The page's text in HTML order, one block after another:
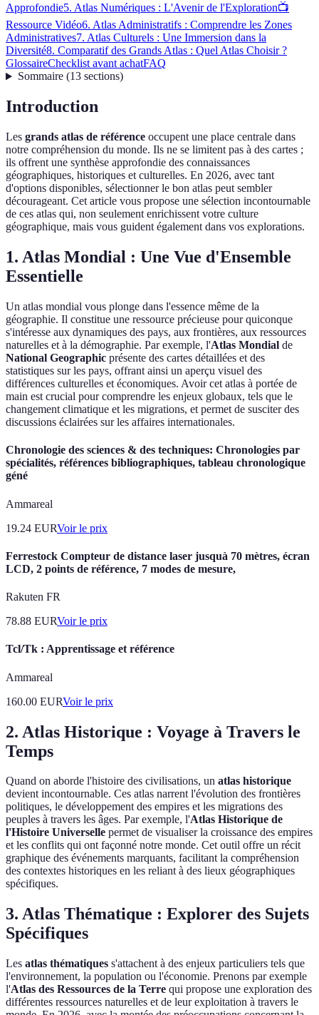
Approfondie5. Atlas Numériques : L'Avenir de l'Exploration📺
Ressource Vidéo6. Atlas Administratifs : Comprendre les Zones
Administratives7. Atlas Culturels : Une Immersion dans la
Diversité8. Comparatif des Grands Atlas : Quel Atlas Choisir ?
GlossaireChecklist avant achatFAQ
Sommaire(13 sections)
Introduction
Les grands atlas de référence occupent une place centrale dans
notre compréhension du monde. Ils ne se limitent pas à des cartes ;
ils offrent une synthèse approfondie des connaissances
géographiques, historiques et culturelles. En 2026, avec tant
d'options disponibles, sélectionner le bon atlas peut sembler
décourageant. Cet article vous propose une sélection incontournable
de ces atlas qui, non seulement enrichissent votre culture
géographique, mais vous guident également dans vos explorations.
1. Atlas Mondial : Une Vue d'Ensemble
Essentielle
Un atlas mondial vous plonge dans l'essence même de la
géographie. Il constitue une ressource précieuse pour quiconque
s'intéresse aux dynamiques des pays, aux frontières, aux ressources
naturelles et à la démographie. Par exemple, l'Atlas Mondial de
National Geographic présente des cartes détaillées et des
statistiques sur les pays, offrant ainsi un aperçu visuel des
différences culturelles et économiques. Avoir cet atlas à portée de
main est crucial pour comprendre les enjeux globaux, tels que le
changement climatique et les migrations, et permet de susciter des
discussions éclairées sur les affaires internationales.
Chronologie des sciences & des techniques: Chronologies par
spécialités, références bibliographiques, tableau chronologique
géné
Ammareal
19.24 EURVoir le prix
Ferrestock Compteur de distance laser jusquà 70 mètres, écran
LCD, 2 points de référence, 7 modes de mesure,
Rakuten FR
78.88 EURVoir le prix
Tcl/Tk : Apprentissage et référence
Ammareal
160.00 EURVoir le prix
2. Atlas Historique : Voyage à Travers le
Temps
Quand on aborde l'histoire des civilisations, un atlas historique
devient incontournable. Ces atlas narrent l'évolution des frontières
politiques, le développement des empires et les migrations des
peuples à travers les âges. Par exemple, l'Atlas Historique de
l'Histoire Universelle permet de visualiser la croissance des empires
et les conflits qui ont façonné notre monde. Cet outil offre un récit
graphique des événements marquants, facilitant la compréhension
des contextes historiques en les reliant à des lieux géographiques
spécifiques.
3. Atlas Thématique : Explorer des Sujets
Spécifiques
Les atlas thématiques s'attachent à des enjeux particuliers tels que
l'environnement, la population ou l'économie. Prenons par exemple
l'Atlas des Ressources de la Terre qui propose une exploration des
différentes ressources naturelles et de leur exploitation à travers le